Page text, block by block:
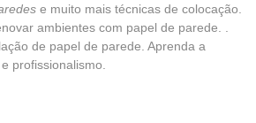
e muito mais técnicas de colocação.
ambientes com papel de parede. .
de papel de parede. Aprenda a
profissionalismo.